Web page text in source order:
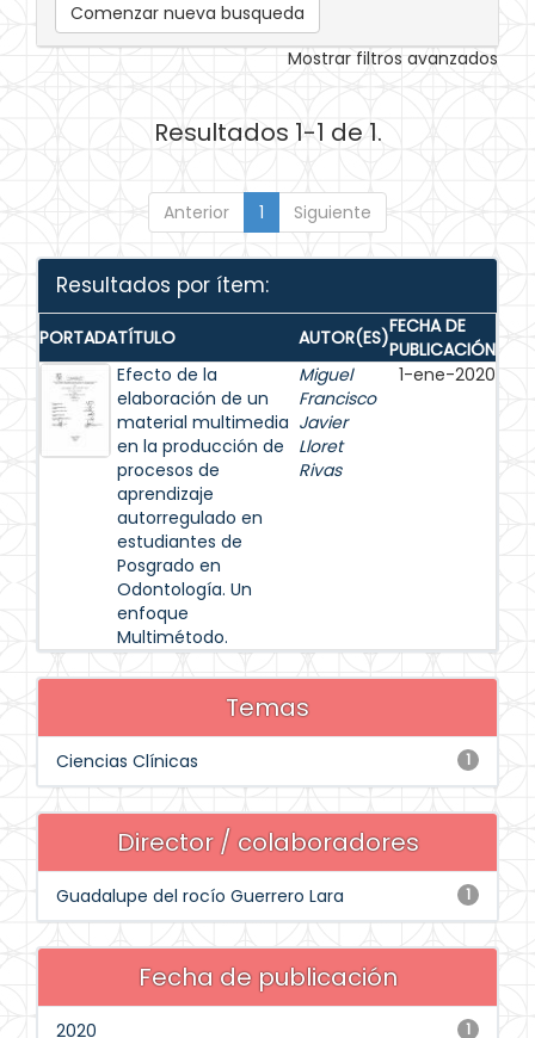
Comenzar nueva busqueda
Mostrar filtros avanzados
Resultados 1-1 de 1.
Anterior 1 Siguiente
Resultados por ítem:
PORTADATÍTULO AUTOR(ES)FECHA DE
PUBLICACIÓN
Efecto de la
elaboración de un
material multimedia
en la producción de
procesos de
aprendizaje
autorregulado en
estudiantes de
Posgrado en
Odontología. Un
enfoque
Multimétodo.
Miguel
Francisco
Javier
Lloret
Rivas
1-ene-2020
Temas
1
Ciencias Clínicas
Director / colaboradores
1
Guadalupe del rocío Guerrero Lara
Fecha de publicación
1
2020